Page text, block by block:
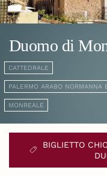
Duomo di
CATTEDRALE
PALERMO ARABO NORMANNA
MONREALE
BIGLIETTO